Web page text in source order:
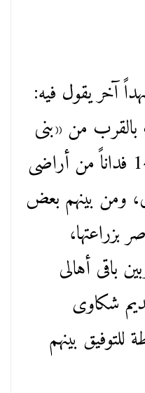
آخر يقول فيه:
ظهرت بالقرب من «بنى
مر» جزيرة مساحتها 140 فداناً من أراضى
ومن بينهم بعض
بزراعتها،
باقى أهالى
شكاوى
بينهم